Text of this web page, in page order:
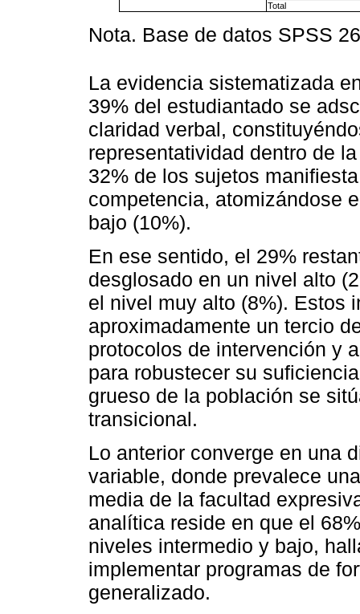
Total
Nota. Base de datos SPSS 26
La evidencia sistematizada
39% del estudiantado se
claridad verbal,
representatividad dentro de
32% de los sujetos
competencia, atomizándose
bajo (10%).
En ese sentido, el 29%
desglosado en un nivel alto
el nivel muy alto (8%). Estos
aproximadamente un tercio
protocolos de intervención y
para robustecer su
grueso de la población se
transicional.
Lo anterior converge en una
variable, donde prevalece
media de la facultad
analítica reside en que el
niveles intermedio y bajo,
implementar programas de
generalizado.